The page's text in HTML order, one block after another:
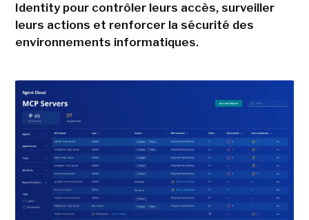
Identity pour contrôler leurs accès, surveiller
leurs actions et renforcer la sécurité des
environnements informatiques.